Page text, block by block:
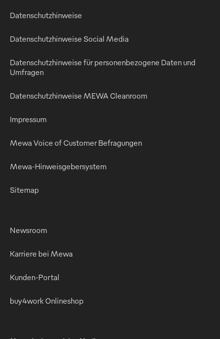
Datenschutzhinweise
Datenschutzhinweise Social Media
Datenschutzhinweise für personenbezogene Daten und
Umfragen
Datenschutzhinweise MEWA Cleanroom
Impressum
Mewa Voice of Customer Befragungen
Mewa-Hinweisgebersystem
Sitemap
Newsroom
Karriere bei Mewa
Kunden-Portal
buy4work Onlineshop